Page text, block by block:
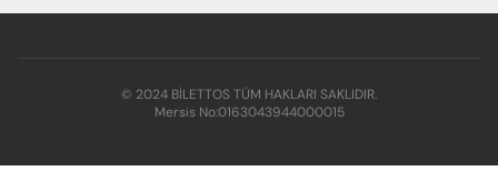
© 2024 BİLETTOS TÜM HAKLARI SAKLIDIR.
Mersis No:0163043944000015